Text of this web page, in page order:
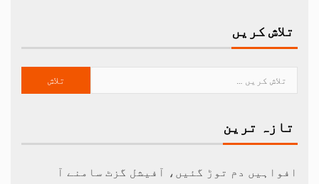
تلاش کریں
تازہ ترین
افواہیں دم توڑ گئیں، آفیشل گزٹ سامنے آ